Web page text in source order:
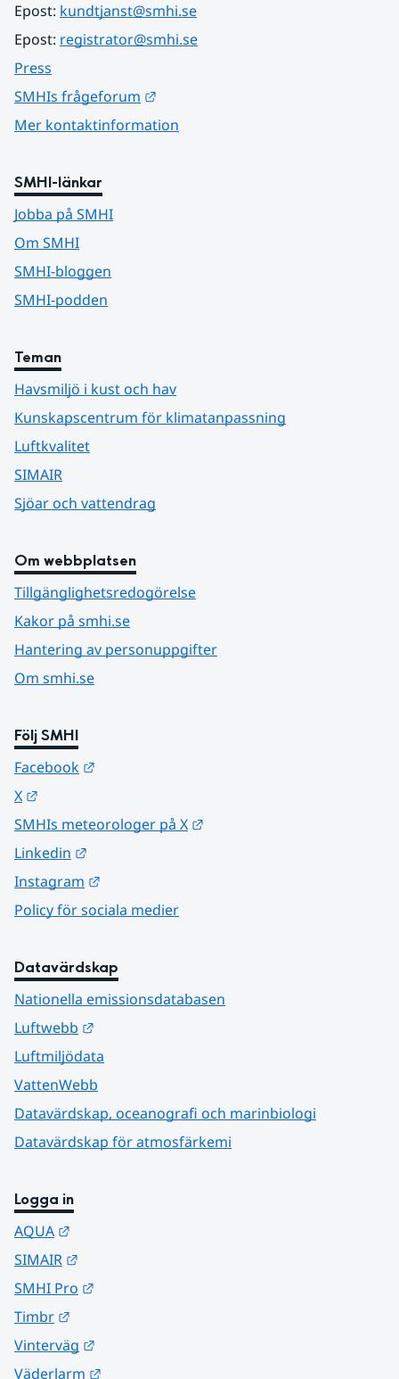
Epost: kundtjanst@smhi.se
Epost: registrator@smhi.se
Press
SMHIs frågeforum
Mer kontaktinformation
SMHI-länkar
Jobba på SMHI
Om SMHI
SMHI-bloggen
SMHI-podden
Teman
Havsmiljö i kust och hav
Kunskapscentrum för klimatanpassning
Luftkvalitet
SIMAIR
Sjöar och vattendrag
Om webbplatsen
Tillgänglighetsredogörelse
Kakor på smhi.se
Hantering av personuppgifter
Om smhi.se
Följ SMHI
Facebook
X
SMHIs meteorologer på X
Linkedin
Instagram
Policy för sociala medier
Datavärdskap
Nationella emissionsdatabasen
Luftwebb
Luftmiljödata
VattenWebb
Datavärdskap, oceanografi och marinbiologi
Datavärdskap för atmosfärkemi
Logga in
AQUA
SIMAIR
SMHI Pro
Timbr
Vinterväg
Väderlarm